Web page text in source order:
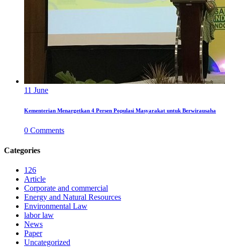
11 June
Kementerian Menargetkan 4 Persen Populasi Masyarakat untuk Berwirausaha
0 Comments
Categories
126
Article
Corporate and commercial
Energy and Natural Resources
Environmental Law
labor law
News
Paper
Uncategorized